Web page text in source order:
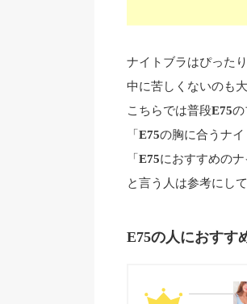
ナイトブラはぴった
中に苦しくないのも大
こちらでは普段E75の
「 E75の胸に合うナイ
「 E75におすすめのナ
と言う人は参考にし
E75の人におすす